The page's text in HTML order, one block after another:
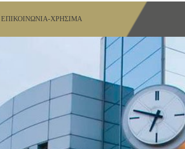
ΕΠΙΚΟΙΝΩΝΙΑ-ΧΡΗΣΙΜΑ